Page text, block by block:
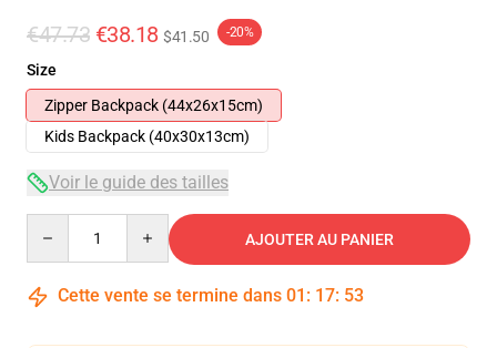
€47.73 €38.18 $41.50 -20%
Size
Zipper Backpack (44x26x15cm)
Kids Backpack (40x30x13cm)
Voir le guide des tailles
AJOUTER AU PANIER
Cette vente se termine dans 01 : 17: 53